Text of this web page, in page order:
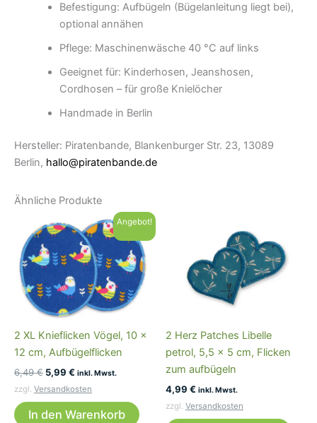
Befestigung: Aufbügeln (Bügelanleitung liegt bei),
optional annähen
Pflege: Maschinenwäsche 40 °C auf links
Geeignet für: Kinderhosen, Jeanshosen,
Cordhosen – für große Knielöcher
Handmade in Berlin
Hersteller: Piratenbande, Blankenburger Str. 23, 13089
Berlin, hallo@piratenbande.de
Ähnliche Produkte
Angebot!
2 XL Knieflicken Vögel, 10 x
12 cm, Aufbügelflicken
6,49€ Ursprünglicher
Preis
war:
5,99 € Aktueller
ist:
inkl. Mwst.
zzgl. Versandkosten
In den Warenkorb
2 Herz Patches Libelle
petrol, 5,5 x 5 cm, Flicken
zum aufbügeln
4,99 € inkl. Mwst.
zzgl. Versandkosten